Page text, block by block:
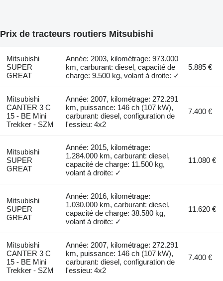
Prix de tracteurs routiers Mitsubishi
Mitsubishi
SUPER
GREAT
Année: 2003, kilométrage: 973.000
km, carburant: diesel, capacité de
charge: 9.500 kg, volant à droite: ✓
5.885 €
Mitsubishi
CANTER 3 C
15 - BE Mini
Trekker - SZM
Année: 2007, kilométrage: 272.291
km, puissance: 146 ch (107 kW),
carburant: diesel, configuration de
l'essieu: 4x2
7.400 €
Mitsubishi
SUPER
GREAT
Année: 2015, kilométrage:
1.284.000 km, carburant: diesel,
capacité de charge: 11.500 kg,
volant à droite: ✓
11.080 €
Mitsubishi
SUPER
GREAT
Année: 2016, kilométrage:
1.030.000 km, carburant: diesel,
capacité de charge: 38.580 kg,
volant à droite: ✓
11.620 €
Mitsubishi
CANTER 3 C
15 - BE Mini
Trekker - SZM
Année: 2007, kilométrage: 272.291
km, puissance: 146 ch (107 kW),
carburant: diesel, configuration de
l'essieu: 4x2
7.400 €